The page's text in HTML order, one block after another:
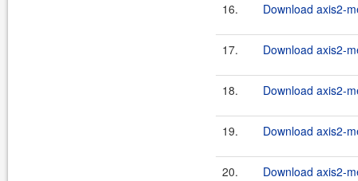
16. Download axis2-
17. Download axis2-
18. Download axis2-
19. Download axis2-
20. Download axis2-